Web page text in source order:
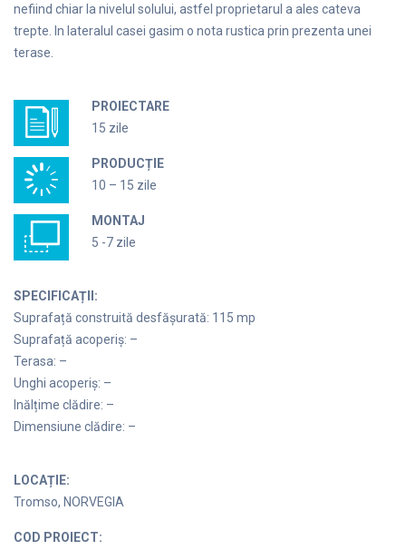
nefiind chiar la nivelul solului, astfel proprietarul a ales cateva
trepte. In lateralul casei gasim o nota rustica prin prezenta unei
terase.
PROIECTARE
15 zile
PRODUCȚIE
10 – 15 zile
MONTAJ
5 -7 zile
SPECIFICAȚII:
Suprafață construită desfășurată: 115 mp
Suprafață acoperiș: –
Terasa: –
Unghi acoperiș: –
Inălțime clădire: –
Dimensiune clădire: –
LOCAȚIE:
Tromso, NORVEGIA
COD PROIECT: